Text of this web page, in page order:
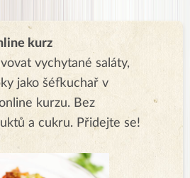
kurz
vychytané saláty,
jako šéfkuchař v
kurzu. Bez
a cukru. Přidejte se!